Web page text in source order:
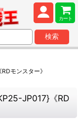
カート
検索
モンスター》
JP017}《RD